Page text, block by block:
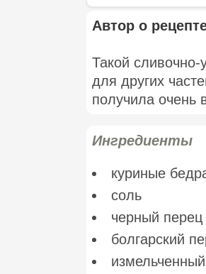
Автор о
Такой сливочно-
для других
получила очень
Ингредиенты
куриные
соль
черный перец
болгарский